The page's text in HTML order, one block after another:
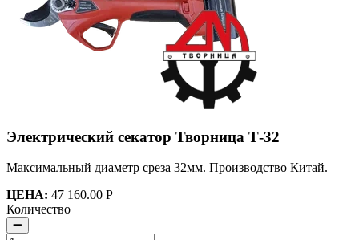
Электрический секатор Творница Т-32
Максимальный диаметр среза 32мм. Производство Китай.
ЦЕНА: 47 160.00 Р
Количество